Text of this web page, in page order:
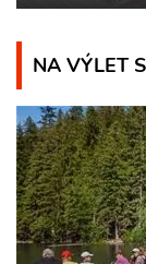
NA VÝLET